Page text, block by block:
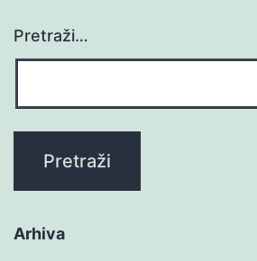
Pretraži…
Arhiva